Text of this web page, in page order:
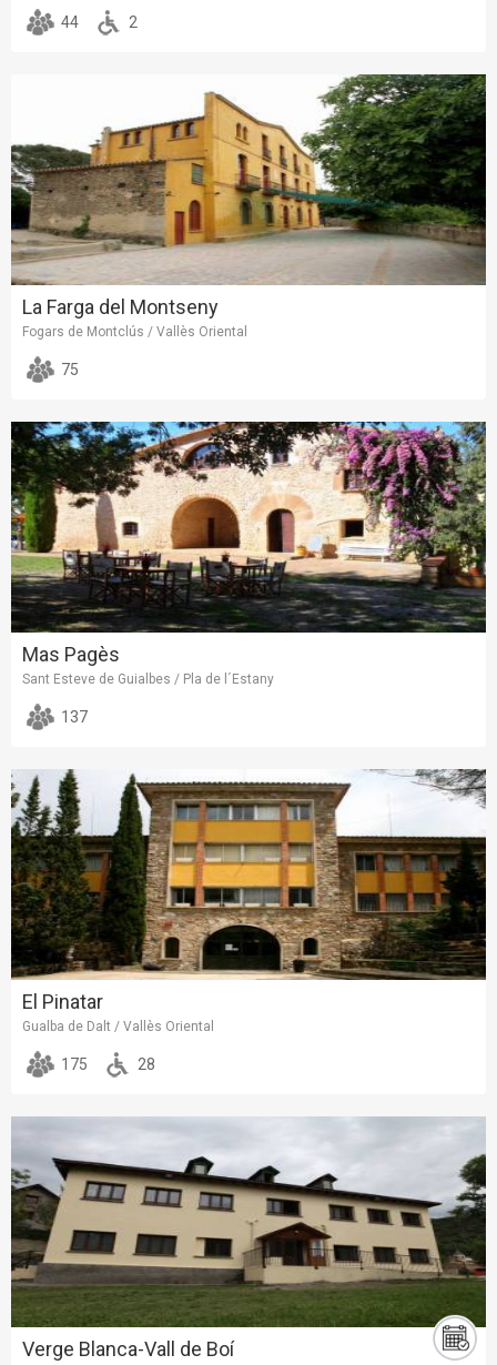
44 2
La Farga del Montseny
Fogars de Montclús / Vallès Oriental
75
Mas Pagès
Sant Esteve de Guialbes / Pla de l´Estany
137
El Pinatar
Gualba de Dalt / Vallès Oriental
175 28
Verge Blanca-Vall de Boí